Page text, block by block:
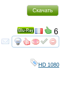
Скачать
смотретьинтересует
Ray
6
HD 1080